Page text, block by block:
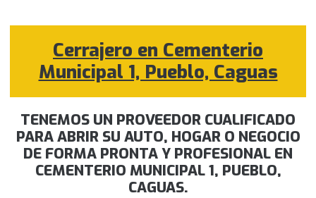
Cerrajero en Cementerio
Municipal 1, Pueblo, Caguas
TENEMOS UN PROVEEDOR CUALIFICADO
PARA ABRIR SU AUTO, HOGAR O NEGOCIO
DE FORMA PRONTA Y PROFESIONAL EN
CEMENTERIO MUNICIPAL 1, PUEBLO,
CAGUAS.